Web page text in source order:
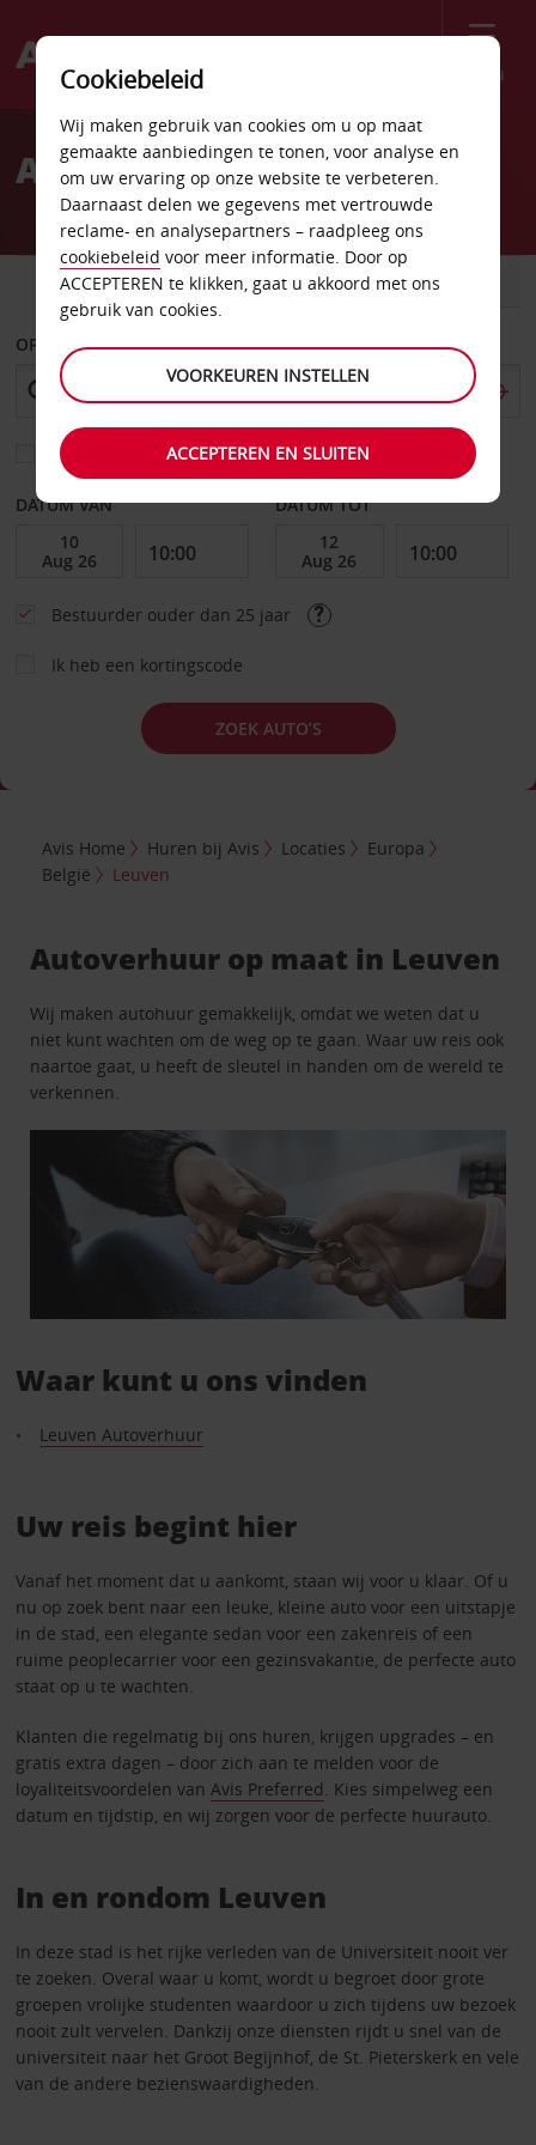
Menu
Welcome
AvisAutoverhuur Leuven
AUTO BESTELWAGEN
OPHALEN OP
Kies een ander afleverpunt
DATUM VAN DATUM TOT
Bestuurder ouder dan 25 jaar
Ik heb een kortingscode
ZOEK AUTO’S
Avis Home Huren bij Avis Locaties
Europa
België
Leuven
Autoverhuur op maat in Leuven
Wij maken autohuur gemakkelijk, omdat we weten dat u
niet kunt wachten om de weg op te gaan. Waar uw reis ook
naartoe gaat, u heeft de sleutel in handen om de wereld te
verkennen.
Waar kunt u ons vinden
Leuven Autoverhuur
Uw reis begint hier
Vanaf het moment dat u aankomt, staan wij voor u klaar. Of u
nu op zoek bent naar een leuke, kleine auto voor een uitstapje
in de stad, een elegante sedan voor een zakenreis of een
ruime peoplecarrier voor een gezinsvakantie, de perfecte auto
staat op u te wachten.
Klanten die regelmatig bij ons huren, krijgen upgrades – en
gratis extra dagen – door zich aan te melden voor de
loyaliteitsvoordelen van Avis Preferred. Kies simpelweg een
datum en tijdstip, en wij zorgen voor de perfecte huurauto.
In en rondom Leuven
In deze stad is het rijke verleden van de Universiteit nooit ver
te zoeken. Overal waar u komt, wordt u begroet door grote
groepen vrolijke studenten waardoor u zich tijdens uw bezoek
nooit zult vervelen. Dankzij onze diensten rijdt u snel van de
universiteit naar het Groot Begijnhof, de St. Pieterskerk en vele
van de andere bezienswaardigheden.
Cookiebeleid
Wij maken gebruik van cookies om u op maat
gemaakte aanbiedingen te tonen, voor analyse en
om uw ervaring op onze website te verbeteren.
Daarnaast delen we gegevens met vertrouwde
reclame- en analysepartners – raadpleeg ons
cookiebeleid voor meer informatie. Door op
ACCEPTEREN te klikken, gaat u akkoord met ons
gebruik van cookies.
VOORKEUREN INSTELLEN
ACCEPTEREN EN SLUITEN